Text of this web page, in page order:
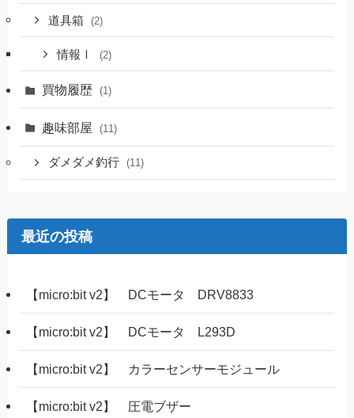
道具箱 (2)
情報Ⅰ (2)
買物履歴 (1)
趣味部屋 (11)
ダメダメ釣行 (11)
最近の投稿
【micro:bit v2】 DCモータ DRV8833
【micro:bit v2】 DCモータ L293D
【micro:bit v2】 カラーセンサーモジュール
【micro:bit v2】 圧電ブザー